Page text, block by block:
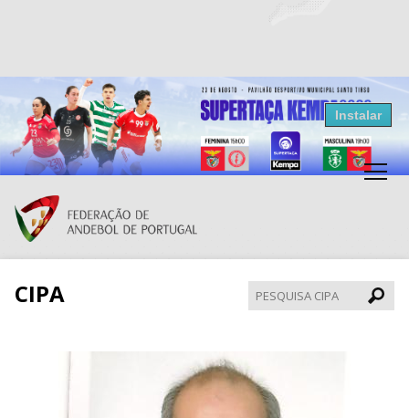
Resultados Andebol
Federação de Andebol de Portugal
Grátis - Disponivel na Play Store
Instalar
CIPA
CIPA